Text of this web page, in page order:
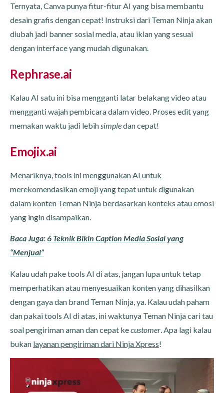
Ternyata, Canva punya fitur-fitur AI yang bisa membantu
desain grafis dengan cepat! Instruksi dari Teman Ninja akan
diubah jadi banner sosial media, atau iklan yang sesuai
dengan interface yang mudah digunakan.
Rephrase.ai
Kalau AI satu ini bisa mengganti latar belakang video atau
mengganti wajah pembicara dalam video. Proses edit yang
memakan waktu jadi lebih simpledan cepat!
Emojix.ai
Menariknya, tools ini menggunakan AI untuk
merekomendasikan emoji yang tepat untuk digunakan
dalam konten Teman Ninja berdasarkan konteks atau emosi
yang ingin disampaikan.
Baca Juga:6 Teknik Bikin Caption Media Sosial yang
“Menjual”
Kalau udah pake tools AI di atas, jangan lupa untuk tetap
memperhatikan atau menyesuaikan konten yang dihasilkan
dengan gaya dan brand Teman Ninja, ya. Kalau udah paham
dan pakai tools AI di atas, ini waktunya Teman Ninja cari tau
soal pengiriman aman dan cepat kecustomer . Apa lagi kalau
bukan layanan pengiriman dari Ninja Xpress!